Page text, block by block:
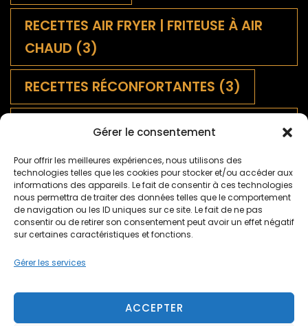
Gérer le consentement
Pour offrir les meilleures expériences, nous utilisons des
technologies telles que les cookies pour stocker et/ou accéder aux
informations des appareils. Le fait de consentir à ces technologies
nous permettra de traiter des données telles que le comportement
de navigation ou les ID uniques sur ce site. Le fait de ne pas
consentir ou de retirer son consentement peut avoir un effet négatif
sur certaines caractéristiques et fonctions.
Gérer les services
ACCEPTER
RECETTES AIR FRYER | FRITEUSE À AIR
CHAUD (3)
RECETTES RÉCONFORTANTES (3)
SALADES FRANÇAISES
SAUCES(1)
TARTES SALÉES ET QUICHES(5)
TARTES SUCRÉES